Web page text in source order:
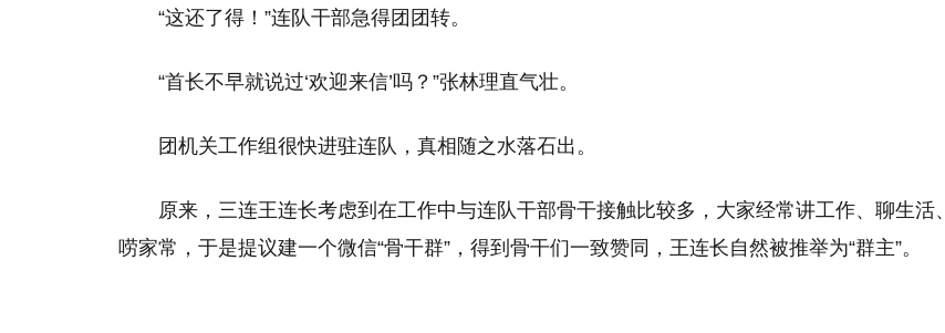
“这还了得！”连队干部急得团团转。
“首长不早就说过‘欢迎来信’吗？”张林理直气壮。
团机关工作组很快进驻连队，真相随之水落石出。
原来，三连王连长考虑到在工作中与连队干部骨干接触比较多，大家经常讲工作、聊生活、
唠家常，于是提议建一个微信“骨干群”，得到骨干们一致赞同，王连长自然被推举为“群主”。